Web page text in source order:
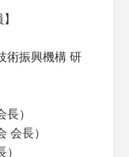
術振興機構 研
）
会長）